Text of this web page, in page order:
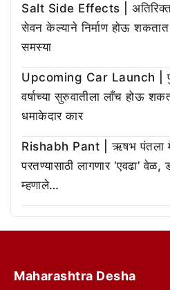
Salt Side Effects | अतिरिक्त
सेवन केल्याने निर्माण होऊ शकतात
समस्या
Upcoming Car Launch |
वर्षाच्या सुरुवातीला लाँच होऊ
धमाकेदार कार
Rishabh Pant | ऋषभ पंतला
परतण्यासाठी लागणार ‘एवढा’ वेळ,
म्हणाले…
Maharashtra Desha